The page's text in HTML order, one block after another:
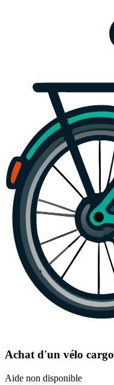
Achat d'un vélo cargo
Aide non disponible